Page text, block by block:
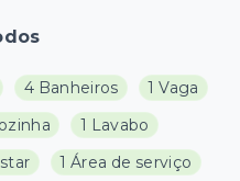
4 Banheiros
1 Vaga
1 Lavabo
1 Área de serviço